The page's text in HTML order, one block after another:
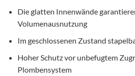
Die glatten Innenwände
Volumenausnutzung
Im geschlossenen Zustand
Hoher Schutz vor unbefugtem
Plombensystem